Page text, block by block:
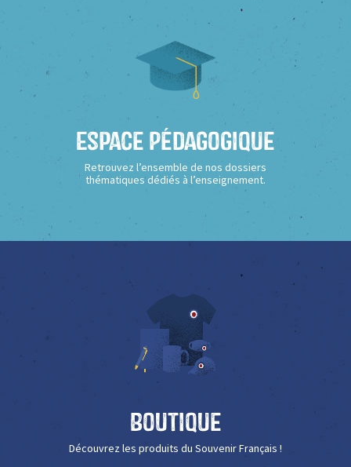
Espace Pédagogique
Retrouvez l’ensemble de nos dossiers
thématiques dédiés à l’enseignement.
Boutique
Découvrez les produits du Souvenir Français !